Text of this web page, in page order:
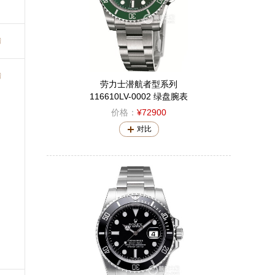
劳力士潜航者型系列
116610LV-0002 绿盘腕表
价格： ¥72900
对比